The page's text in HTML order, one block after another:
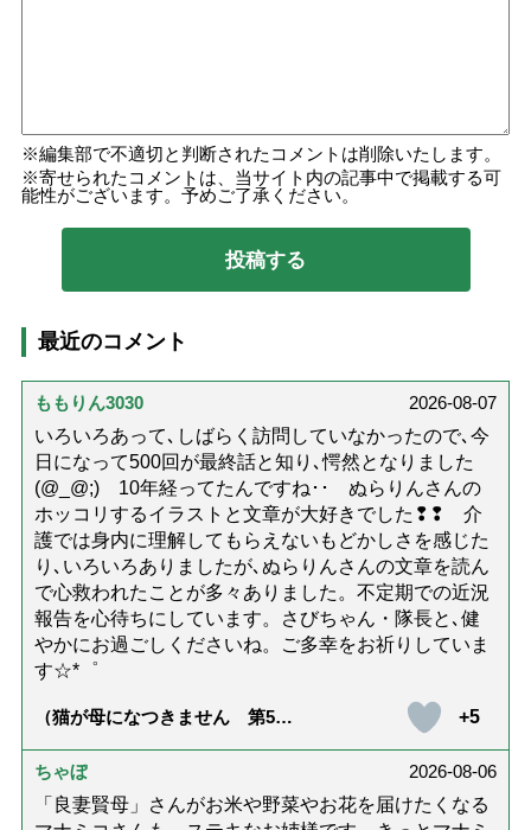
編集部で不適切と判断されたコメントは削除いたします。
寄せられたコメントは、当サイト内の記事中で掲載する可
能性がございます。予めご了承ください。
最近のコメント
ももりん3030
2026-08-07
いろいろあって､しばらく訪問していなかったので､今
日になって500回が最終話と知り､愕然となりました
(@_@;) 10年経ってたんですね･･ ぬらりんさんの
ホッコリするイラストと文章が大好きでした❢❢ 介
護では身内に理解してもらえないもどかしさを感じた
り､いろいろありましたが､ぬらりんさんの文章を読ん
で心救われたことが多々ありました。不定期での近況
報告を心待ちにしています。さびちゃん・隊長と､健
やかにお過ごしくださいね。ご多幸をお祈りしていま
す☆*゜
（猫が母になつきません 第500
+5
ちゃぼ
2026-08-06
「良妻賢母」さんがお米や野菜やお花を届けたくなる